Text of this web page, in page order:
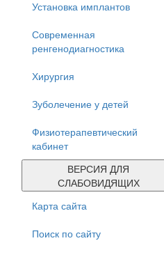
Установка имплантов
Современная
ренгенодиагностика
Хирургия
Зуболечение у детей
Физиотерапевтический
кабинет
ВЕРСИЯ ДЛЯ
СЛАБОВИДЯЩИХ
Карта сайта
Поиск по сайту